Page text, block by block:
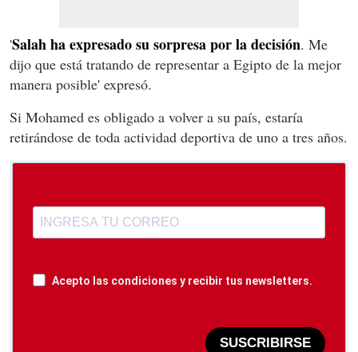
'Salah ha expresado su sorpresa por la decisión. Me
dijo que está tratando de representar a Egipto de la mejor
manera posible' expresó.
Si Mohamed es obligado a volver a su país, estaría
retirándose de toda actividad deportiva de uno a tres años.
Acepto las condiciones y recibir tus newsletters.
SUSCRIBIRSE